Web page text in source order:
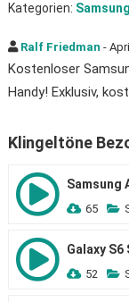
Kategorien: Samsung
Ralf Friedman -
Kostenloser
Handy! Exklusiv,
Klingeltöne
Samsung
65
Galaxy S6
52